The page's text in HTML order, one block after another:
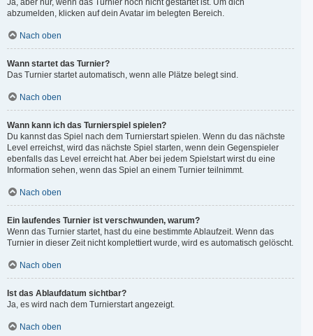
Ja, aber nur, wenn das Turnier noch nicht gestartet ist. Um dich
abzumelden, klicken auf dein Avatar im belegten Bereich.
Nach oben
Wann startet das Turnier?
Das Turnier startet automatisch, wenn alle Plätze belegt sind.
Nach oben
Wann kann ich das Turnierspiel spielen?
Du kannst das Spiel nach dem Turnierstart spielen. Wenn du das nächste
Level erreichst, wird das nächste Spiel starten, wenn dein Gegenspieler
ebenfalls das Level erreicht hat. Aber bei jedem Spielstart wirst du eine
Information sehen, wenn das Spiel an einem Turnier teilnimmt.
Nach oben
Ein laufendes Turnier ist verschwunden, warum?
Wenn das Turnier startet, hast du eine bestimmte Ablaufzeit. Wenn das
Turnier in dieser Zeit nicht komplettiert wurde, wird es automatisch gelöscht.
Nach oben
Ist das Ablaufdatum sichtbar?
Ja, es wird nach dem Turnierstart angezeigt.
Nach oben